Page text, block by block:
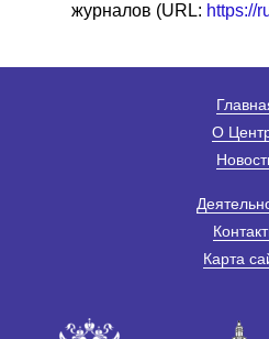
журналов (URL: https://
О
Карта